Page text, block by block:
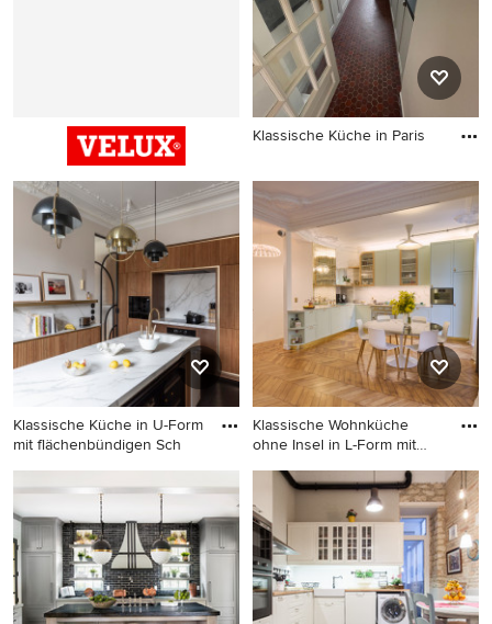
Frontblende, dunklem
Holzboden und Kücheninsel
in Sonstige
Klassische Küche in Paris
Klassische Küche in U-Form
mit flächenbündigen Sch
Klassische Küche in U-Form
mit flächenbündigen
Schrankfronten, hellbraunen
Holzschränken,
Küchenrückwand in Weiß,
Rückwand aus Stein,
Klassische Wohnküche
ohne Insel in L-Form mit
Klassische Wohnküche ohne
Insel in L-Form mit
Unterbauwaschbecken,
Schrankfronten im Shaker-
Stil, grünen Schränken,
Küchenrückwand in Weiß,